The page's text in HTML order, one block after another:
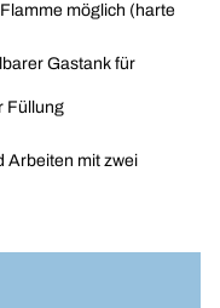
möglich (harte
Gastank für
Füllung
Arbeiten mit zwei